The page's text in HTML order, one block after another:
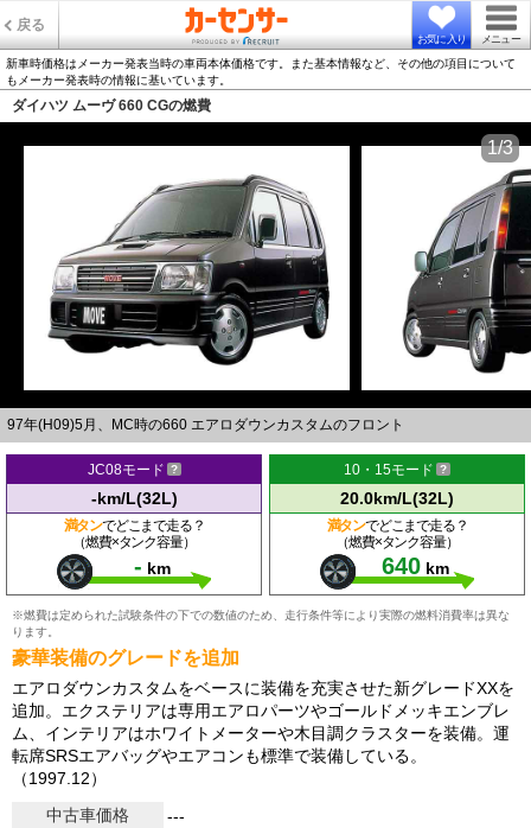
戻る
お気に入り メニュー
新車時価格はメーカー発表当時の車両本体価格です。また基本情報など、その他の項目について
もメーカー発表時の情報に基いています。
ダイハツ ムーヴ 660 CGの燃費
97年(H09)5月、MC時の660 エアロダウンカスタムのフロント
1/3
JC08モード
-km/L(32L)
満タンでどこまで走る？
（燃費×タンク容量）
- km
10・15モード
20.0km/L(32L)
満タンでどこまで走る？
（燃費×タンク容量）
640 km
※燃費は定められた試験条件の下での数値のため、走行条件等により実際の燃料消費率は異な
ります。
豪華装備のグレードを追加
エアロダウンカスタムをベースに装備を充実させた新グレードXXを
追加。エクステリアは専用エアロパーツやゴールドメッキエンブレ
ム、インテリアはホワイトメーターや木目調クラスターを装備。運
転席SRSエアバッグやエアコンも標準で装備している。
（1997.12）
中古車価格
---